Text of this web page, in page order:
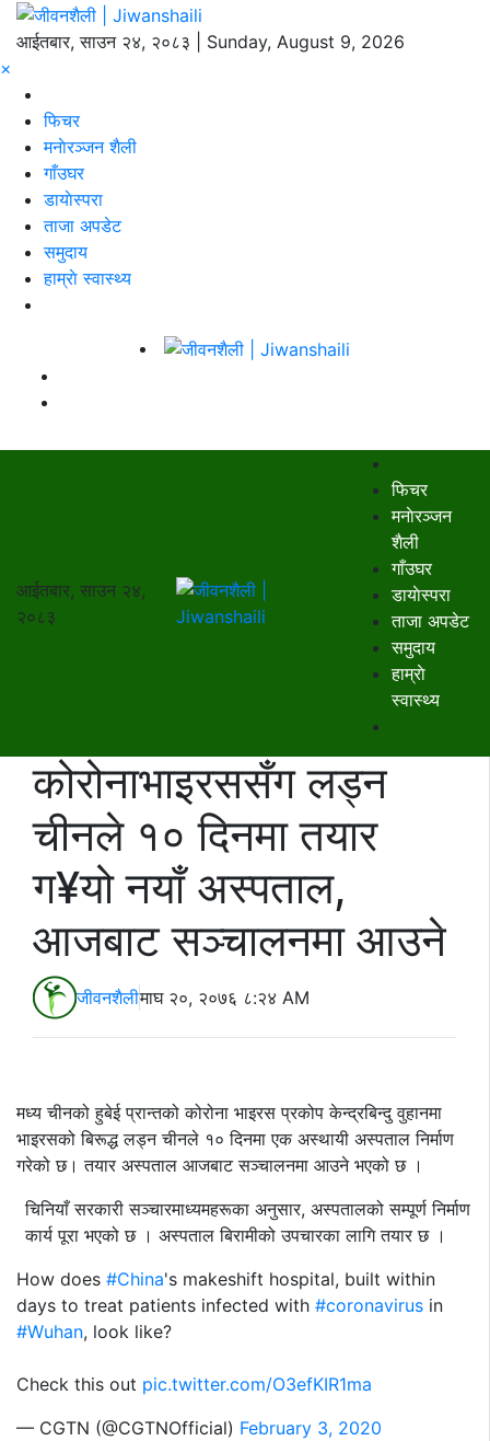
आईतबार, साउन २४, २०८३ | Sunday, August 9, 2026
×
फिचर
मनाेरञ्जन शैली
गाँउघर
डायाेस्परा
ताजा अपडेट
समुदाय
हाम्राे स्वास्थ्य
आईतबार, साउन २४,
२०८३
फिचर
मनाेरञ्जन
शैली
गाँउघर
डायाेस्परा
ताजा अपडेट
समुदाय
हाम्राे
स्वास्थ्य
कोरोनाभाइरससँग लड्न
चीनले १० दिनमा तयार
ग¥यो नयाँ अस्पताल,
आजबाट सञ्चालनमा आउने
जीवनशैलीमाघ २०, २०७६ ८:२४ AM
मध्य चीनको हुबेई प्रान्तको कोरोना भाइरस प्रकोप केन्द्रबिन्दु वुहानमा
भाइरसको बिरूद्ध लड्न चीनले १० दिनमा एक अस्थायी अस्पताल निर्माण
गरेको छ। तयार अस्पताल आजबाट सञ्चालनमा आउने भएको छ ।
चिनियाँ सरकारी सञ्चारमाध्यमहरूका अनुसार, अस्पतालको सम्पूर्ण निर्माण
कार्य पूरा भएको छ । अस्पताल बिरामीको उपचारका लागि तयार छ ।
How does #China's makeshift hospital, built within
days to treat patients infected with #coronavirus in
#Wuhan, look like?
Check this out pic.twitter.com/O3efKIR1ma
— CGTN (@CGTNOfficial) February 3, 2020